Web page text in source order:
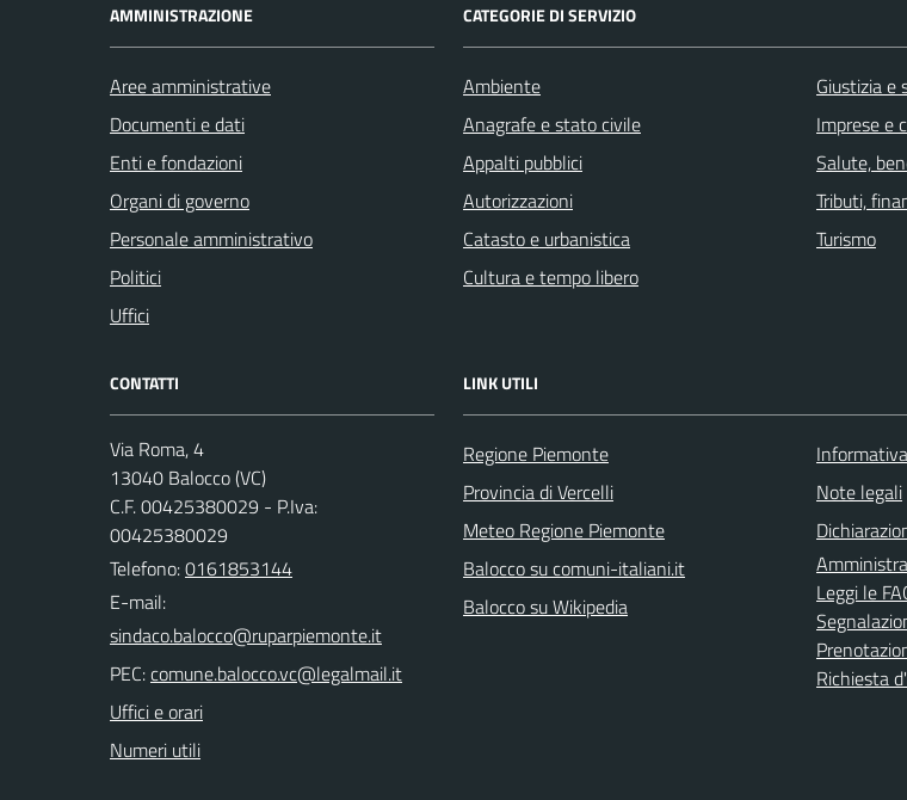
AMMINISTRAZIONE
Aree amministrative
Documenti e dati
Enti e fondazioni
Organi di governo
Personale amministrativo
Politici
Uffici
CATEGORIE DI SERVIZIO
Ambiente
Anagrafe e stato civile
Appalti pubblici
Autorizzazioni
Catasto e urbanistica
Cultura e tempo libero
Giustizia e
Imprese e
Salute,
Tributi,
Turismo
CONTATTI
Via Roma, 4
13040 Balocco (VC)
C.F. 00425380029 - P.Iva:
00425380029
Telefono:0161853144
E-mail:
PEC:
Uffici e orari
Numeri utili
LINK UTILI
Regione Piemonte
Provincia di Vercelli
Meteo Regione Piemonte
Balocco su comuni-italiani.it
Balocco su Wikipedia
Note legali
Leggi le
Richiesta